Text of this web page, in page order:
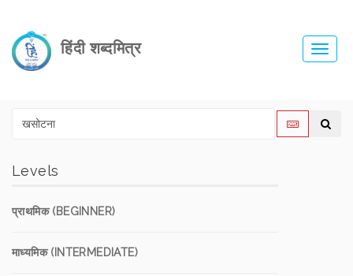
हिंदी शब्दमित्र
Levels
प्राथमिक (BEGINNER)
माध्यमिक (INTERMEDIATE)